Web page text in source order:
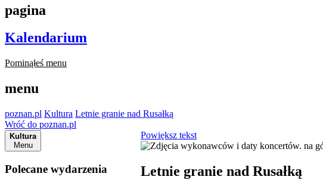
pagina
Kalendarium
Pominąłeś menu
menu
poznan.pl Kultura Letnie granie nad Rusałką
Wróć do poznan.pl
Kultura
Menu
Polecane wydarzenia
Powiększ tekst
Letnie granie nad Rusałką